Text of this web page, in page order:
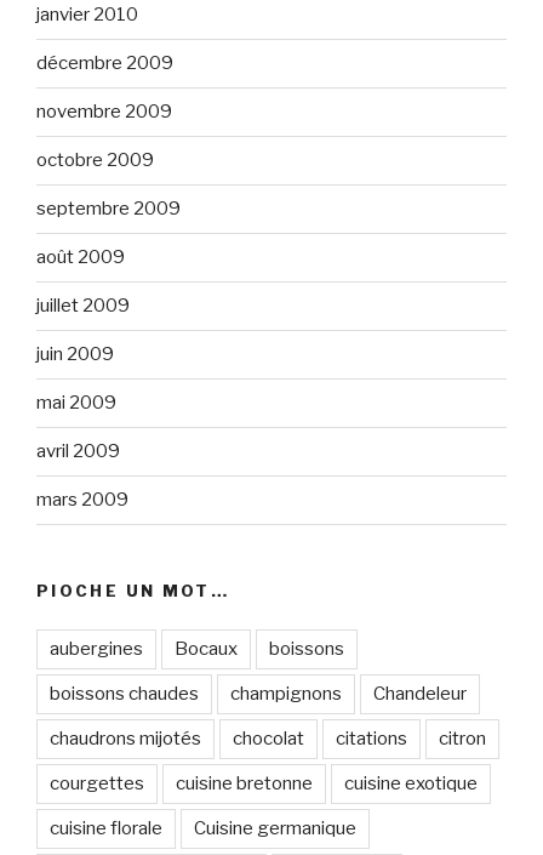
janvier 2010
décembre 2009
novembre 2009
octobre 2009
septembre 2009
août 2009
juillet 2009
juin 2009
mai 2009
avril 2009
mars 2009
PIOCHE UN MOT…
aubergines Bocaux boissons
boissons chaudes champignons Chandeleur
chaudrons mijotés chocolat citations citron
courgettes cuisine bretonne cuisine exotique
cuisine florale Cuisine germanique